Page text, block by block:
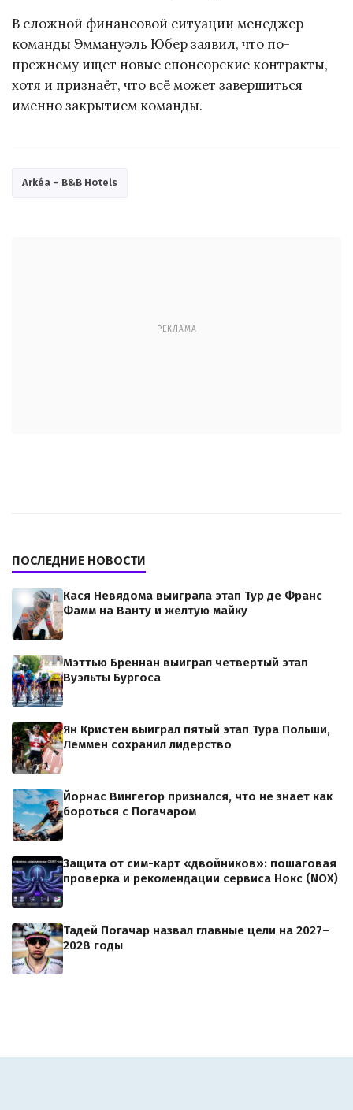
В сложной финансовой ситуации менеджер
команды Эммануэль Юбер заявил, что по-
прежнему ищет новые спонсорские контракты,
хотя и признаёт, что всё может завершиться
именно закрытием команды.
Arkéa – B&B Hotels
РЕКЛАМА
ПОСЛЕДНИЕ НОВОСТИ
Кася Невядома выиграла этап Тур де Франс
Фамм на Ванту и желтую майку
Мэттью Бреннан выиграл четвертый этап
Вуэльты Бургоса
Ян Кристен выиграл пятый этап Тура Польши,
Леммен сохранил лидерство
Йорнас Вингегор признался, что не знает как
бороться с Погачаром
Защита от сим-карт «двойников»: пошаговая
проверка и рекомендации сервиса Нокс (NOX)
Тадей Погачар назвал главные цели на 2027–
2028 годы